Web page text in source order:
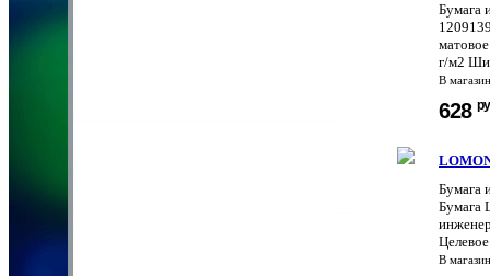
Бумага
г/м2
В
628
Бумага
Бумага
В